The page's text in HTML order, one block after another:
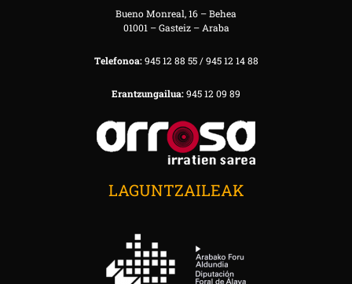
Bueno Monreal, 16 – Behea
01001 – Gasteiz – Araba
Telefonoa:945 12 88 55 / 945 12 14 88
Erantzungailua:945 12 09 89
LAGUNTZAILEAK